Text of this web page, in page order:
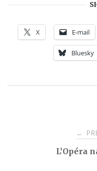
X E-mail
Bluesky
navigation
←
L’Opéra